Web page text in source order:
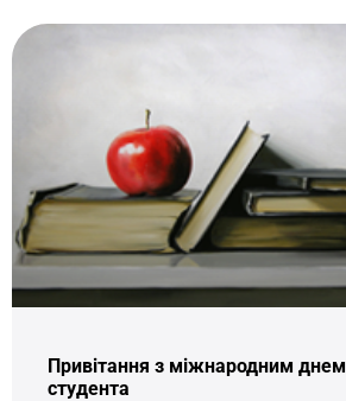
Привітання з міжнародним днем
студента